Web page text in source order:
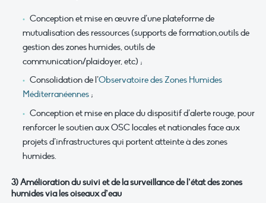
Conception et mise en œuvre d’une plateforme de
mutualisation des ressources (supports de formation,outils de
gestion des zones humides, outils de
communication/plaidoyer, etc) ;
Consolidation de l’Observatoire des Zones Humides
Méditerranéennes ;
Conception et mise en place du dispositif d’alerte rouge, pour
renforcer le soutien aux OSC locales et nationales face aux
projets d’infrastructures qui portent atteinte à des zones
humides.
3) Amélioration du suivi et de la surveillance de l’état des zones
humides via les oiseaux d’eau